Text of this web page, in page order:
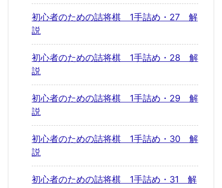
初心者のための詰将棋 1手詰め・27 解
説
初心者のための詰将棋 1手詰め・28 解
説
初心者のための詰将棋 1手詰め・29 解
説
初心者のための詰将棋 1手詰め・30 解
説
初心者のための詰将棋 1手詰め・31 解